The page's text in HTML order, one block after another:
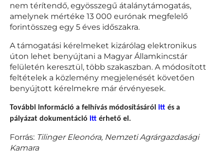
nem térítendő, egyösszegű átalánytámogatás,
amelynek mértéke 13 000 eurónak megfelelő
forintösszeg egy 5 éves időszakra.
A támogatási kérelmeket kizárólag elektronikus
úton lehet benyújtani a Magyar Államkincstár
felületén keresztül, több szakaszban. A módosított
feltételek a közlemény megjelenését követően
benyújtott kérelmekre már érvényesek.
További információ a felhívás módosításáról itt és a
pályázat dokumentáció itt érhető el.
Forrás: Tilinger Eleonóra, Nemzeti Agrárgazdasági
Kamara